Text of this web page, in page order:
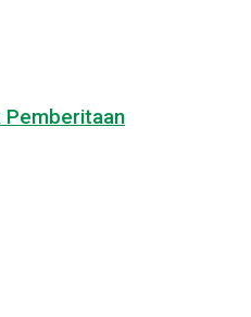
Pemberitaan